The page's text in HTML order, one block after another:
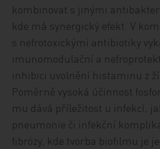
kombinovat s jinými
kde má synergický efekt. V
s nefrotoxickými antibiotiky
imunomodulační a
inhibici uvolnění histaminu z
Poměrně vysoká účinnost
mu dává příležitost u infekcí,
pneumonie či infekční
fibrózy, kde tvorba biofilmu je